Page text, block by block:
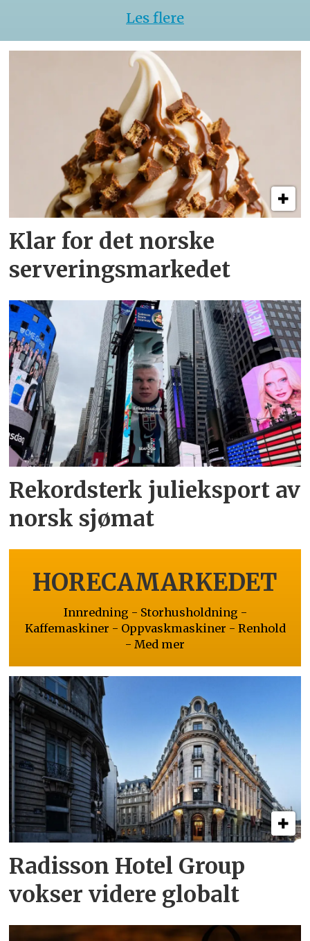
Les flere
Klar for det norske
serveringsmarkedet
Rekordsterk julieksport av
norsk sjømat
HORECAMARKEDET
Innredning - Storhusholdning -
Kaffemaskiner - Oppvaskmaskiner - Renhold
- Med mer
Radisson Hotel Group
vokser videre globalt